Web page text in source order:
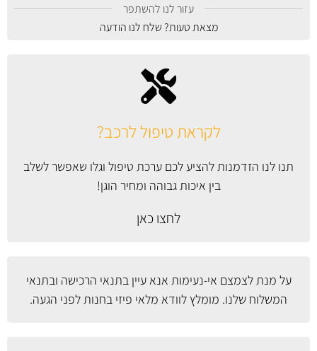
לקראת טיפול לרכב?
תנו לנו הזדמנות להציע לכם ערכת טיפול וגלו שאפשר לשלב
בין איכות גבוהה ומחיר הוגן!
לחצו כאן
על מנת לצמצם אי-נעימות אנא עייןבתנאי הרכישה ובתנאי
המשלוח שלנו. מומלץ לוודא מלאי פיזי בחנות לפני הגעה.
עזור לנו להשתפר
מצאת טעות? שלח לנו הודעה